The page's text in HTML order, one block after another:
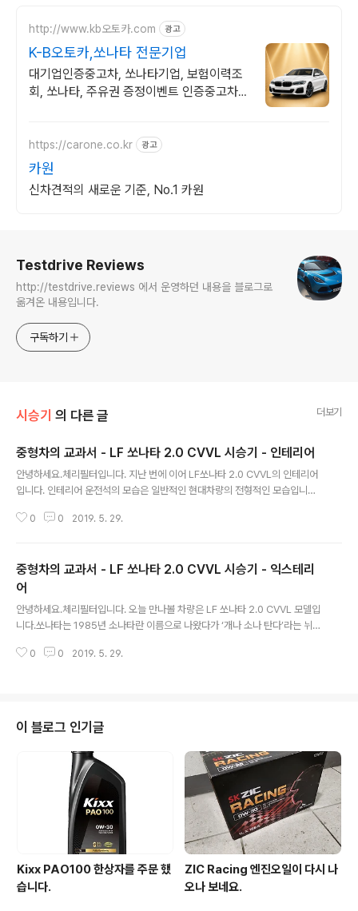
http://www.kb오토카.com 광고
K-B오토카,쏘나타 전문기업
대기업인증중고차, 쏘나타기업, 보험이력조
회, 쏘나타, 주유권 증정이벤트 인증중고차 7
https://carone.co.kr 광고
카원
신차견적의 새로운 기준, No.1 카원
Testdrive Reviews
http://testdrive.reviews 에서 운영하던 내용을 블로그로
옮겨온 내용입니다.
구독하기
시승기 의 다른 글 더보기
중형차의 교과서 - LF 쏘나타 2.0 CVVL 시승기 - 인테리어
안녕하세요.체리필터입니다. 지난 번에 이어 LF쏘나타 2.0 CVVL의 인테리어
입니다. 인테리어 운전석의 모습은 일반적인 현대차량의 전형적인 모습입니다.
오른쪽은 크루즈 컨트롤 관련 버튼과 계기판 display 및 설정 정보를 세팅할 수
니다.아무래도 3스포크가 더 스포티한 셋팅으로 여겨지는데요, 4스포크이면서
막힌 부분도 많다 보니 답답한 느낌이 들더군요.뭐 운전 하는데는 크게 문제가
있는건 아니지만, 디자인적으로 보자면 그렇다는 겁니다. ^^ 스티어링 뒤로는
왼쪽에 등화 장치 관련 ..
0 0 2019. 5. 29.
중형차의 교과서 - LF 쏘나타 2.0 CVVL 시승기 - 익스테리
어
안녕하세요.체리필터입니다. 오늘 만나볼 차량은 LF 쏘나타 2.0 CVVL 모델입
니다.쏘나타는 1985년 소나타란 이름으로 나왔다가 ‘개나 소나 탄다’라는 뉘앙
중형차의 교과서와도 같은 역사를 써오고 있습니다. (http://navercast.nave
초로 한국인들의 정서를 잘 맞춰 온 차량이라고 할 수 있을 것 같습니다. 그러면,
나온지 좀 되었지만… LF 쏘나타도 한국인의 ..
0 0 2019. 5. 29.
이 블로그 인기글
Kixx PAO100 한상자를 주문 했
습니다.
ZIC Racing 엔진오일이 다시 나
오나 보네요.